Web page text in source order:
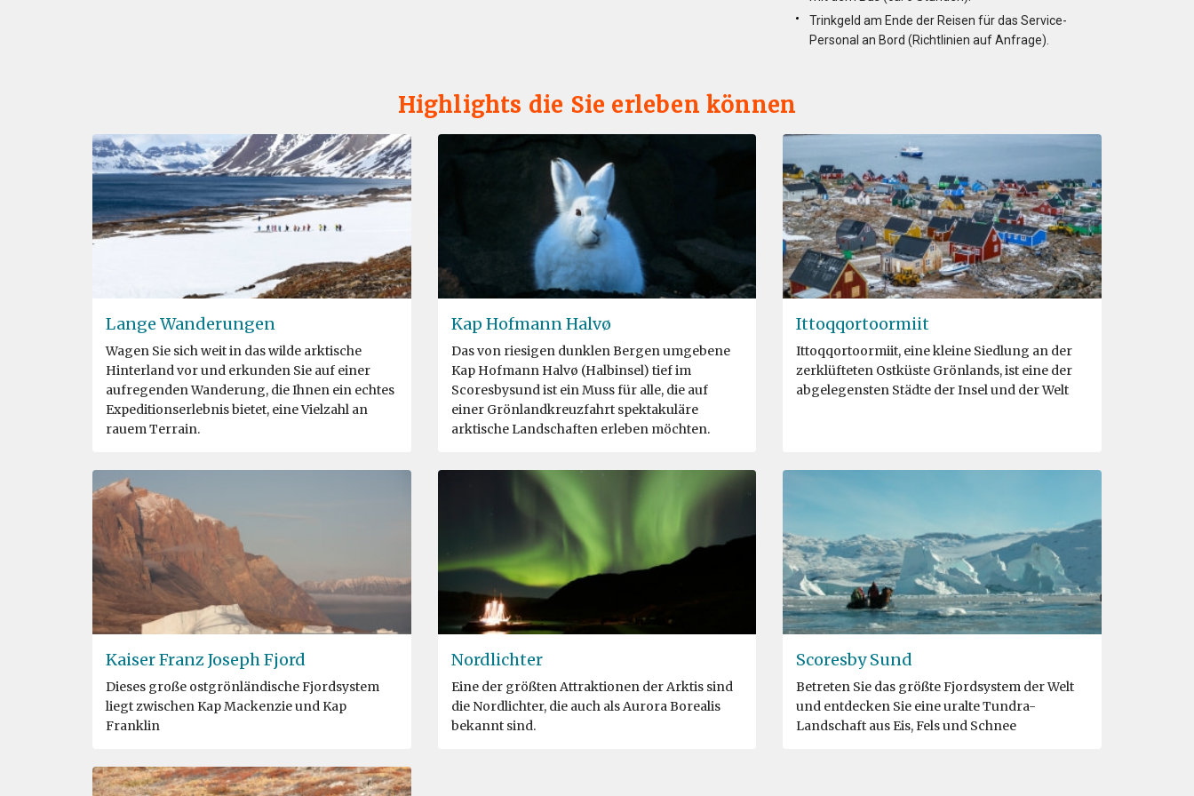
Trinkgeld am Ende der Reisen für das Service-
Personal an Bord (Richtlinien auf Anfrage).
Highlights die Sie erleben können
Lange Wanderungen
Wagen Sie sich weit in das wilde arktische
Hinterland vor und erkunden Sie auf einer
aufregenden Wanderung, die Ihnen ein echtes
Expeditionserlebnis bietet, eine Vielzahl an
rauem Terrain.
Kap Hofmann Halvø
Das von riesigen dunklen Bergen umgebene
Kap Hofmann Halvø (Halbinsel) tief im
Scoresbysund ist ein Muss für alle, die auf
einer Grönlandkreuzfahrt spektakuläre
arktische Landschaften erleben möchten.
Ittoqqortoormiit
Ittoqqortoormiit, eine kleine Siedlung an der
zerklüfteten Ostküste Grönlands, ist eine der
abgelegensten Städte der Insel und der Welt
Kaiser Franz Joseph Fjord
Dieses große ostgrönländische Fjordsystem
liegt zwischen Kap Mackenzie und Kap
Franklin
Nordlichter
Eine der größten Attraktionen der Arktis sind
die Nordlichter, die auch als Aurora Borealis
bekannt sind.
Scoresby Sund
Betreten Sie das größte Fjordsystem der Welt
und entdecken Sie eine uralte Tundra-
Landschaft aus Eis, Fels und Schnee